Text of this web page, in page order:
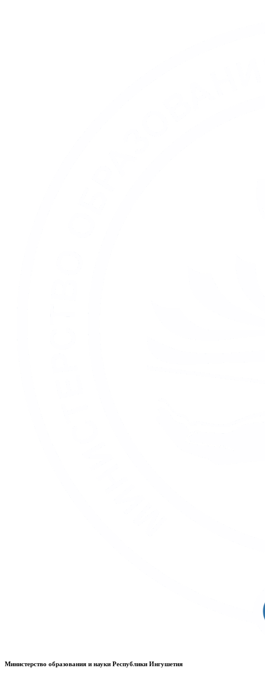
Министерство образования и науки Республики Ингушетия